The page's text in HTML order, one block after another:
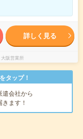
詳しく見る
阪営業所
タップ！
遣会社から
きます！